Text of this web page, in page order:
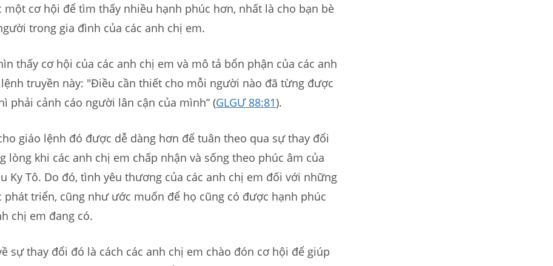
một cơ hội để tìm thấy nhiều hạnh phúc hơn, nhất là cho bạn bè
trong gia đình của các anh chị em.
thấy cơ hội của các anh chị em và mô tả bổn phận của các anh
truyền này: ″Điều cần thiết cho mỗi người nào đã từng được
phải cảnh cáo người lân cận của mình” (GLGƯ 88:81).
giáo lệnh đó được dễ dàng hơn để tuân theo qua sự thay đổi
lòng khi các anh chị em chấp nhận và sống theo phúc âm của
Ky Tô. Do đó, tình yêu thương của các anh chị em đối với những
phát triển, cũng như ước muốn để họ cũng có được hạnh phúc
chị em đang có.
sự thay đổi đó là cách các anh chị em chào đón cơ hội để giúp